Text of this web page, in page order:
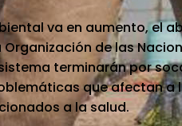
va en aumento, el
de las
terminarán por
que afectan
a la salud.